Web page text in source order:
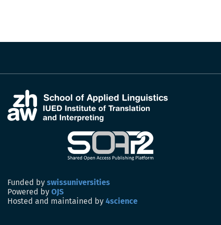
Funded by swissuniversities
Powered by OJS
Hosted and maintained by 4science